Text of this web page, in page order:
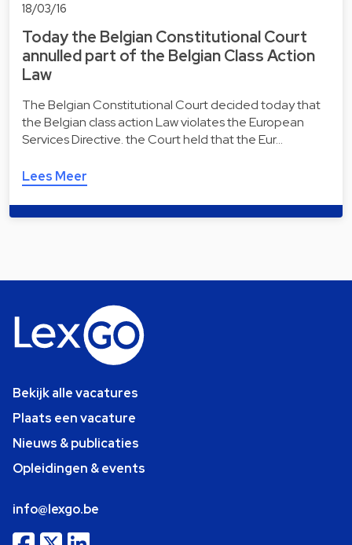
18/03/16
Today the Belgian Constitutional Court
annulled part of the Belgian Class Action
Law
The Belgian Constitutional Court decided today that
the Belgian class action Law violates the European
Services Directive. the Court held that the Eur…
Lees Meer
Bekijk alle vacatures
Plaats een vacature
Nieuws & publicaties
Opleidingen & events
info@lexgo.be